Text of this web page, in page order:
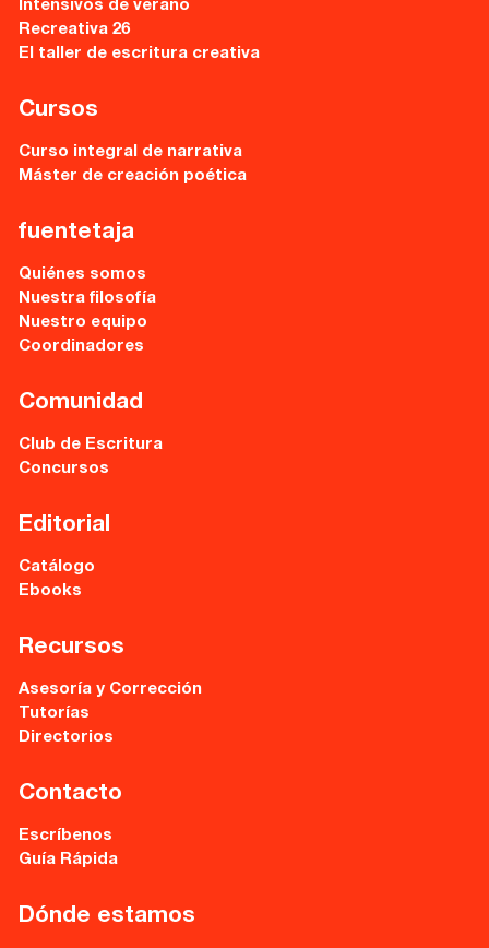
Intensivos de verano
Recreativa 26
El taller de escritura creativa
Cursos
Curso integral de narrativa
Máster de creación poética
fuentetaja
Quiénes somos
Nuestra filosofía
Nuestro equipo
Coordinadores
Comunidad
Club de Escritura
Concursos
Editorial
Catálogo
Ebooks
Recursos
Asesoría y Corrección
Tutorías
Directorios
Contacto
Escríbenos
Guía Rápida
Dónde estamos